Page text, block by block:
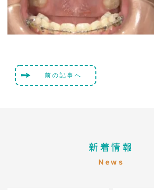
前の記事へ
新着情報
News